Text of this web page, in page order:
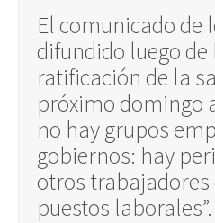
El comunicado de
difundido luego de
ratificación de la
próximo domingo
no hay grupos
gobiernos: hay
otros trabajadores
puestos laborales”.